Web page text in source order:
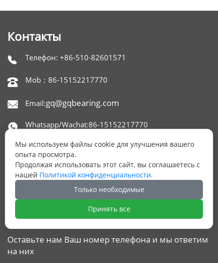
Контакты
 Телефон: +86-510-82601571
 Mob：86-15152217770
 Email:gq@gqbearing.com
 Whatsapp/Wachat:86-15152217770
 Skype：gqbearing

Адрес: офис 1515,650 NORTH XINGYUAN ROAD,
РАЙОН БЕЙТАН, УСИ, КИТАЙ.
ОСТАЛИСЬ ВОПРОСЫ?
Оставьте нам Ваш номер телефона и мы ответим
на них
Мы используем файлы cookie для улучшения вашего
опыта просмотра.
Продолжая использовать этот сайт, вы соглашаетесь с
нашей Политикой конфиденциальности.
Только необходимые
Принять все